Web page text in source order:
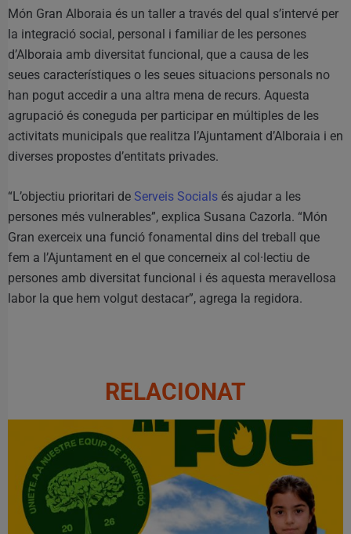
Món Gran Alboraia és un taller a través del qual s’intervé per
la integració social, personal i familiar de les persones
d’Alboraia amb diversitat funcional, que a causa de les
seues característiques o les seues situacions personals no
han pogut accedir a una altra mena de recurs. Aquesta
agrupació és coneguda per participar en múltiples de les
activitats municipals que realitza l’Ajuntament d’Alboraia i en
diverses propostes d’entitats privades.
“L’objectiu prioritari de Serveis Socials és ajudar a les
persones més vulnerables”, explica Susana Cazorla. “Món
Gran exerceix una funció fonamental dins del treball que
fem a l’Ajuntament en el que concerneix al col·lectiu de
persones amb diversitat funcional i és aquesta meravellosa
labor la que hem volgut destacar”, agrega la regidora.
RELACIONAT